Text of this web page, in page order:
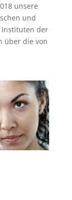
unsere
und
Instituten der
über die von